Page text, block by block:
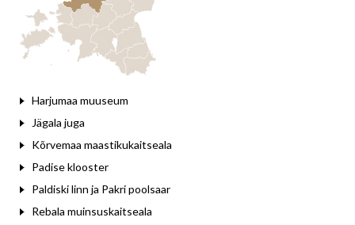
Harjumaa muuseum
Jägala juga
Kõrvemaa maastikukaitseala
Padise klooster
Paldiski linn ja Pakri poolsaar
Rebala muinsuskaitseala